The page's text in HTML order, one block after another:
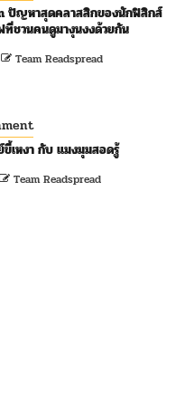
ปัญหาสุดคลาสสิกของนักฟิสิกส์
ที่ชวนคนดูมางุนงงด้วยกัน
Team Readspread
เหงา กับ แมงมุมสอดรู้
Team Readspread